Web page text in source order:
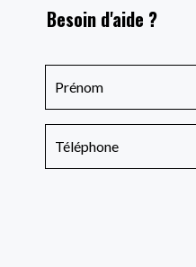
Besoin d'aide ?